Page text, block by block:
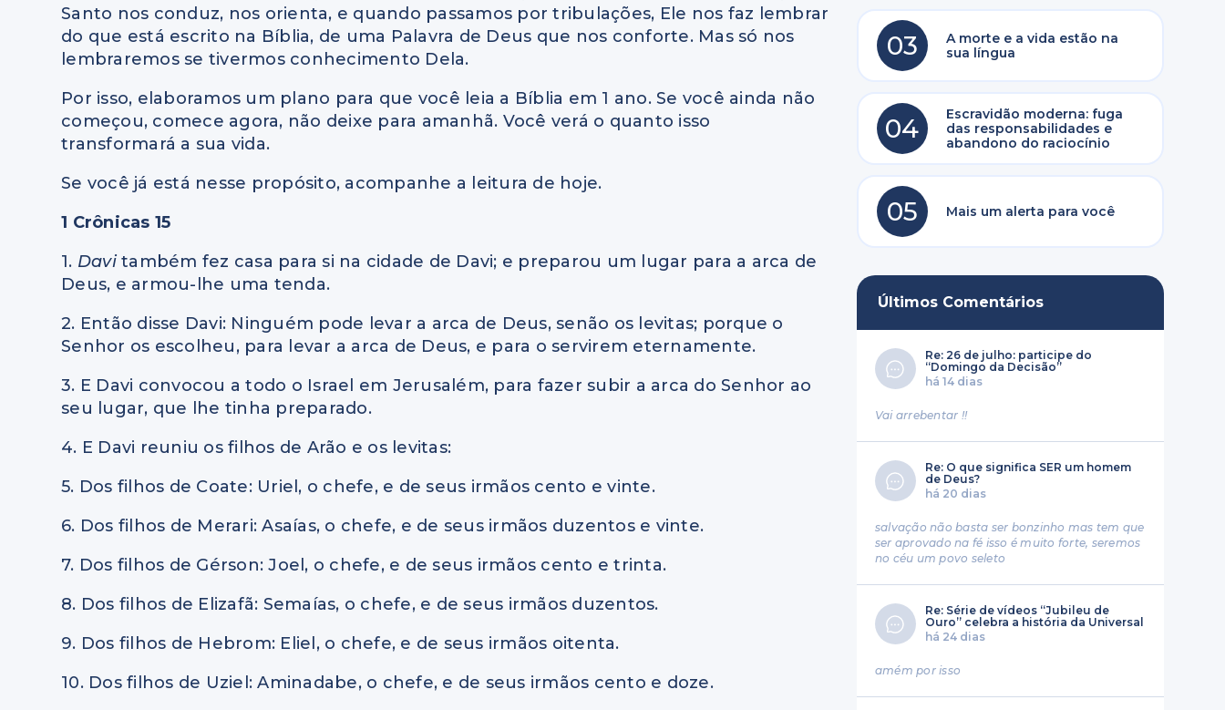
Santo nos conduz, nos orienta, e quando passamos por tribulações, Ele nos faz lembrar
do que está escrito na Bíblia, de uma Palavra de Deus que nos conforte. Mas só nos
lembraremos se tivermos conhecimento Dela.
Por isso, elaboramos um plano para que você leia a Bíblia em 1 ano. Se você ainda não
começou, comece agora, não deixe para amanhã. Você verá o quanto isso
transformará a sua vida.
Se você já está nesse propósito, acompanhe a leitura de hoje.
1 Crônicas 15
1. Davitambém fez casa para si na cidade de Davi; e preparou um lugar para a arca de
Deus, e armou-lhe uma tenda.
2. Então disse Davi: Ninguém pode levar a arca de Deus, senão os levitas; porque o
Senhor os escolheu, para levar a arca de Deus, e para o servirem eternamente.
3. E Davi convocou a todo o Israel em Jerusalém, para fazer subir a arca do Senhor ao
seu lugar, que lhe tinha preparado.
4. E Davi reuniu os filhos de Arão e os levitas:
5. Dos filhos de Coate: Uriel, o chefe, e de seus irmãos cento e vinte.
6. Dos filhos de Merari: Asaías, o chefe, e de seus irmãos duzentos e vinte.
7. Dos filhos de Gérson: Joel, o chefe, e de seus irmãos cento e trinta.
8. Dos filhos de Elizafã: Semaías, o chefe, e de seus irmãos duzentos.
9. Dos filhos de Hebrom: Eliel, o chefe, e de seus irmãos oitenta.
10. Dos filhos de Uziel: Aminadabe, o chefe, e de seus irmãos cento e doze.
03
A morte e a vida estão na
sua língua
04
Escravidão moderna: fuga
das responsabilidades e
abandono do raciocínio
05 Mais um alerta para você
Últimos Comentários
Re: 26 de julho: participe do
“Domingo da Decisão”
há 14 dias
Vai arrebentar !!
Re: O que significa SER um homem
de Deus?
há 20 dias
salvação não basta ser bonzinho mas tem que
ser aprovado na fé isso é muito forte, seremos
no céu um povo seleto
Re: Série de vídeos “Jubileu de
Ouro” celebra a história da Universal
há 24 dias
amém por isso